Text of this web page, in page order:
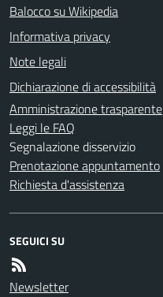
Balocco su Wikipedia
Informativa privacy
Note legali
Dichiarazione di accessibilità
Amministrazione trasparente
Leggi le FAQ
Segnalazione disservizio
Prenotazione appuntamento
Richiesta d'assistenza
SEGUICI SU
Newsletter